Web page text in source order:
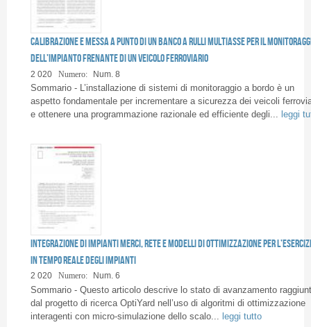
Calibrazione e messa a punto di un banco a rulli multiasse per il
dell’impianto frenante di un veicolo ferroviario
2 020 Numero: Num. 8
Sommario - L’installazione di sistemi di monitoraggio a bordo è un
aspetto fondamentale per incrementare a sicurezza dei veicoli
e ottenere una programmazione razionale ed efficiente degli...
leggi
Integrazione di impianti merci, rete e modelli di ottimizzazione per
in tempo reale degli impianti
2 020 Numero: Num. 6
Sommario - Questo articolo descrive lo stato di avanzamento
dal progetto di ricerca OptiYard nell’uso di algoritmi di ottimizzazione
interagenti con micro-simulazione dello scalo... leggi tutto
Pagine